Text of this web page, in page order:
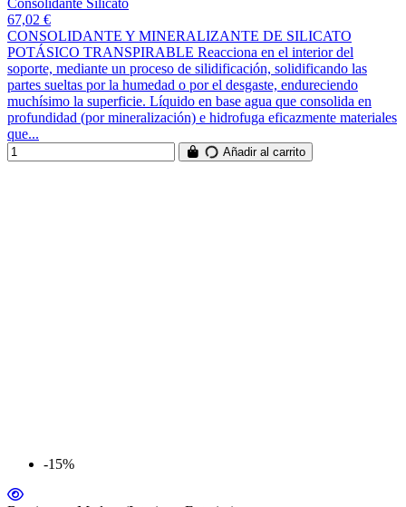
Consolidante Silicato
67,02 €
CONSOLIDANTE Y MINERALIZANTE DE SILICATO
POTÁSICO TRANSPIRABLE Reacciona en el interior del
soporte, mediante un proceso de silidificación, solidificando las
partes sueltas por la humedad o por el desgaste, endureciendo
muchísimo la superficie. Líquido en base agua que consolida en
profundidad (por mineralización) e hidrofuga eficazmente materiales
que...
Añadir al carrito
-15%